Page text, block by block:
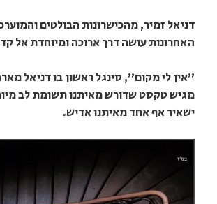
דניאל זמיר, מהכישרונות הבולטים
האחרונות עושה דרך ארוכה ומיוחדת אל
"אין לי מקום", סינגל ראשון בו דניאל
מגיש טקסט שדורש מאיתנו תשומת לב
ישאיר אף אחד מאיתנו אדיש.